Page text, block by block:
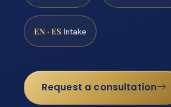
EN · ES Intake
Request a consultation